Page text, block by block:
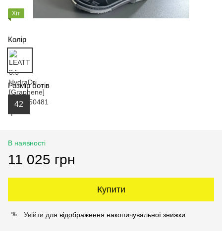
Хіт
Колір
Розмір ботів
42
В наявності
11 025 грн
Купити
% Увійти для відображення накопичувальної знижки